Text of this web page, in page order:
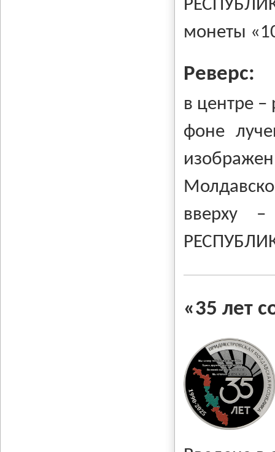
монеты
Реверс:
в центре
фоне
вверху
«35 лет